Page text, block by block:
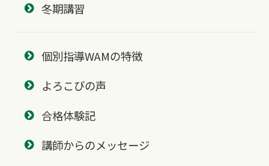
冬期講習
個別指導WAMの特徴
よろこびの声
合格体験記
講師からのメッセージ